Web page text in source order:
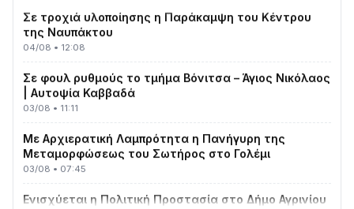
της Ναυπάκτου
04/08 • 12:08
| Αυτοψία Καββαδά
03/08 • 11:11
Μεταμορφώσεως του Σωτήρος στο Γολέμι
03/08 • 07:45
με δύο νέα υδροφόρα οχήματα